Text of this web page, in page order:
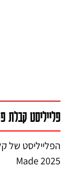
פלייליסט קבלת פנים
Made 2025